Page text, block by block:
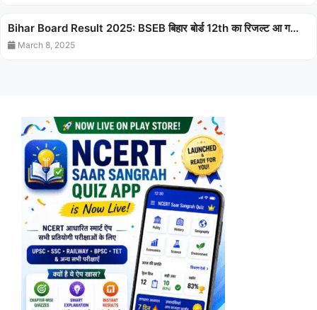
Bihar Board Result 2025: BSEB बिहार बोर्ड 12th का रिजल्ट आ ग...
March 8, 2025